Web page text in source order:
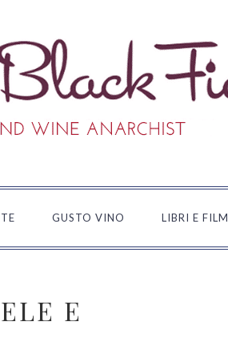
GUSTO VINO LIBRI E FILM
E